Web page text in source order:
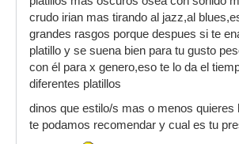
crudo irian mas tirando al jazz,al
grandes rasgos porque despues si te
platillo y se suena bien para tu gusto
con él para x genero,eso te lo da el
diferentes platillos
dinos que estilo/s mas o menos quieres
te podamos recomendar y cual es tu